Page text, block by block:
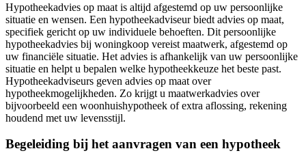
Hypotheekadvies op maat is altijd afgestemd op uw persoonlijke
situatie en wensen. Een hypotheekadviseur biedt advies op maat,
specifiek gericht op uw individuele behoeften. Dit persoonlijke
hypotheekadvies bij woningkoop vereist maatwerk, afgestemd op
uw financiële situatie. Het advies is afhankelijk van uw persoonlijke
situatie en helpt u bepalen welke hypotheekkeuze het beste past.
Hypotheekadviseurs geven advies op maat over
hypotheekmogelijkheden. Zo krijgt u maatwerkadvies over
bijvoorbeeld een woonhuishypotheek of extra aflossing, rekening
houdend met uw levensstijl.
Begeleiding bij het aanvragen van een hypotheek